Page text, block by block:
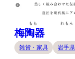
梅陶器
雑貨・家具 岩手県